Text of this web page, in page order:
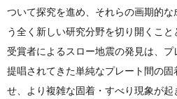
ついて探究を進め、それらの画期的
う全く新しい研究分野を切り開くこと
受賞者によるスロー地震の発見は、
提唱されてきた単純なプレート間の固
せ、より複雑な固着・すべり現象が